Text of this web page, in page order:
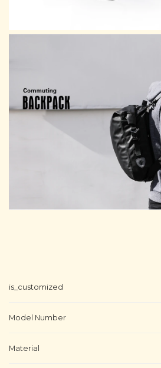
is_customized
Model Number
Material